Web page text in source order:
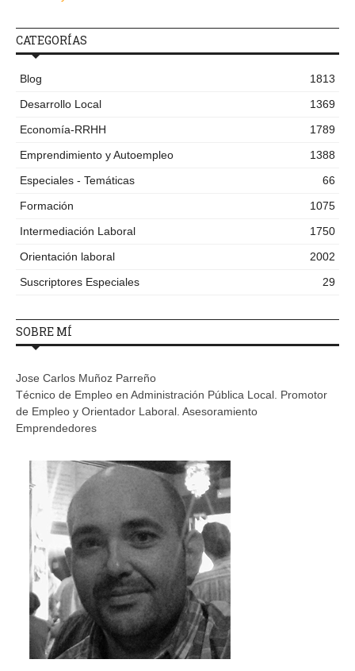
CATEGORÍAS
Blog
1813
Desarrollo Local
1369
Economía-RRHH
1789
Emprendimiento y Autoempleo
1388
Especiales - Temáticas
66
Formación
1075
Intermediación Laboral
1750
Orientación laboral
2002
Suscriptores Especiales
29
SOBRE MÍ
Jose Carlos Muñoz Parreño
Técnico de Empleo en Administración Pública Local. Promotor
de Empleo y Orientador Laboral. Asesoramiento
Emprendedores